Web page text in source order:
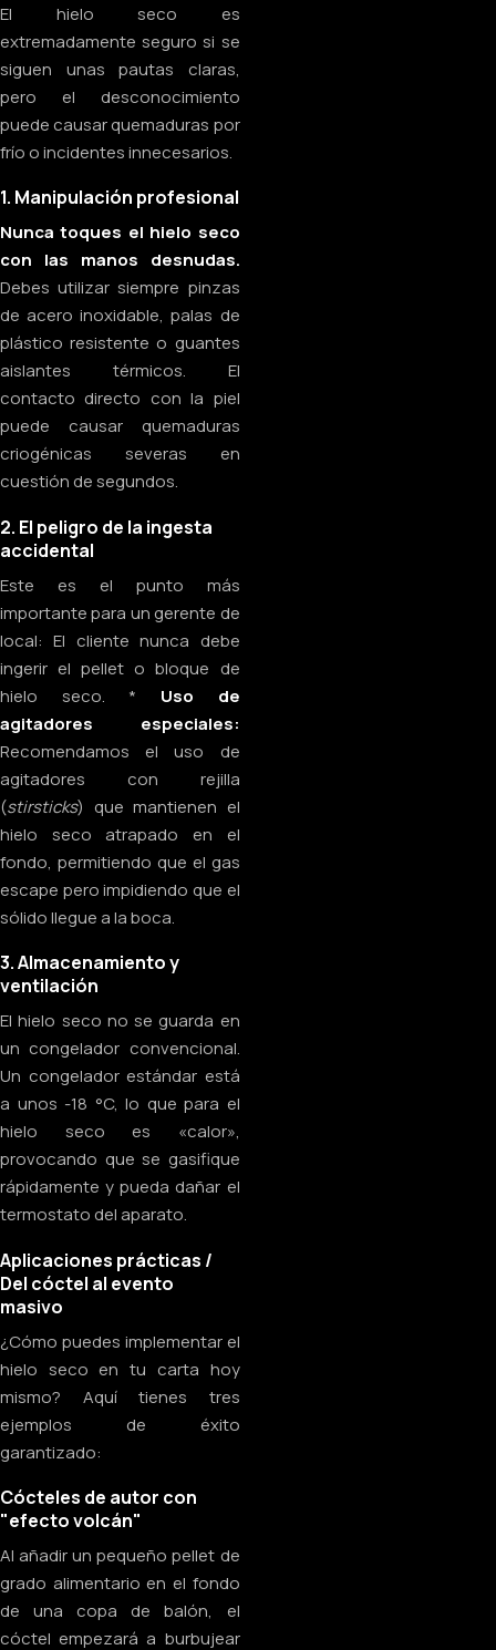
El hielo seco es
extremadamente seguro si se
siguen unas pautas claras,
pero el desconocimiento
puede causar quemaduras por
frío o incidentes innecesarios.
1. Manipulación profesional
Nunca toques el hielo seco
con las manos desnudas.
Debes utilizar siempre pinzas
de acero inoxidable, palas de
plástico resistente o guantes
aislantes térmicos. El
contacto directo con la piel
puede causar quemaduras
criogénicas severas en
cuestión de segundos.
2. El peligro de la ingesta
accidental
Este es el punto más
importante para un gerente de
local: El cliente nunca debe
ingerir el pellet o bloque de
hielo seco. * Uso de
agitadores especiales:
Recomendamos el uso de
agitadores con rejilla
(stirsticks) que mantienen el
hielo seco atrapado en el
fondo, permitiendo que el gas
escape pero impidiendo que el
sólido llegue a la boca.
3. Almacenamiento y
ventilación
El hielo seco no se guarda en
un congelador convencional.
Un congelador estándar está
a unos -18 °C, lo que para el
hielo seco es «calor»,
provocando que se gasifique
rápidamente y pueda dañar el
termostato del aparato.
Aplicaciones prácticas /
Del cóctel al evento
masivo
¿Cómo puedes implementar el
hielo seco en tu carta hoy
mismo? Aquí tienes tres
ejemplos de éxito
garantizado:
Cócteles de autor con
"efecto volcán"
Al añadir un pequeño pellet de
grado alimentario en el fondo
de una copa de balón, el
cóctel empezará a burbujear